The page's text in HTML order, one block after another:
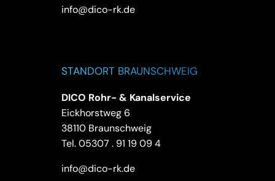
info@dico-rk.de
STANDORT BRAUNSCHWEIG
DICO Rohr- & Kanalservice
Eickhorstweg 6
38110 Braunschweig
Tel.05307 . 91 19 09 4
info@dico-rk.de